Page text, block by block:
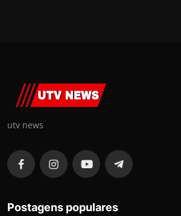
utv news
Postagens populares